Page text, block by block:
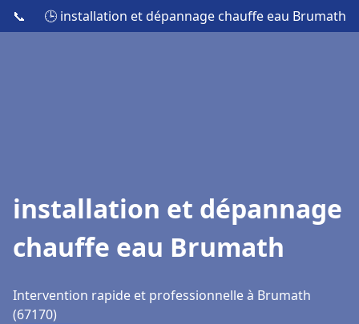
📞 🕒 installation et dépannage chauffe eau Brumath
installation et dépannage
chauffe eau Brumath
Intervention rapide et professionnelle à Brumath
(67170)